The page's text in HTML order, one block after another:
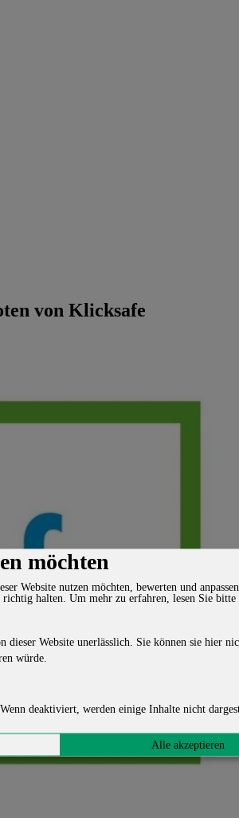
von Klicksafe
möchten
Website nutzen möchten, bewerten und
halten. Um mehr zu erfahren, lesen Sie bitte
Website unerlässlich. Sie können sie hier
würde.
deaktiviert, werden einige Inhalte nicht
Alle akzeptieren